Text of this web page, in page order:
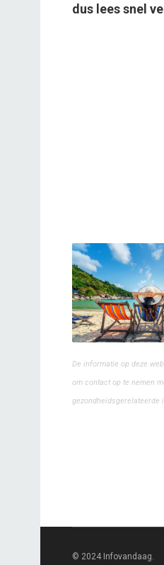
dus lees snel
De informatie op deze
om contact op te nemen
gezondheidsgerelateerde
© 2024 Infovandaag.